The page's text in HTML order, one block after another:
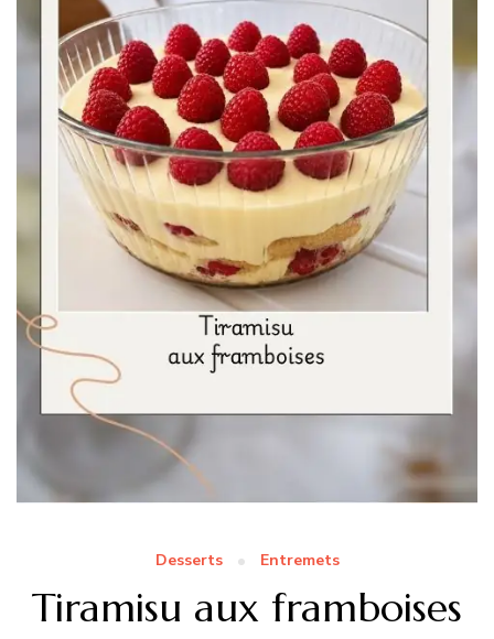
Desserts Entremets
Tiramisu aux framboises